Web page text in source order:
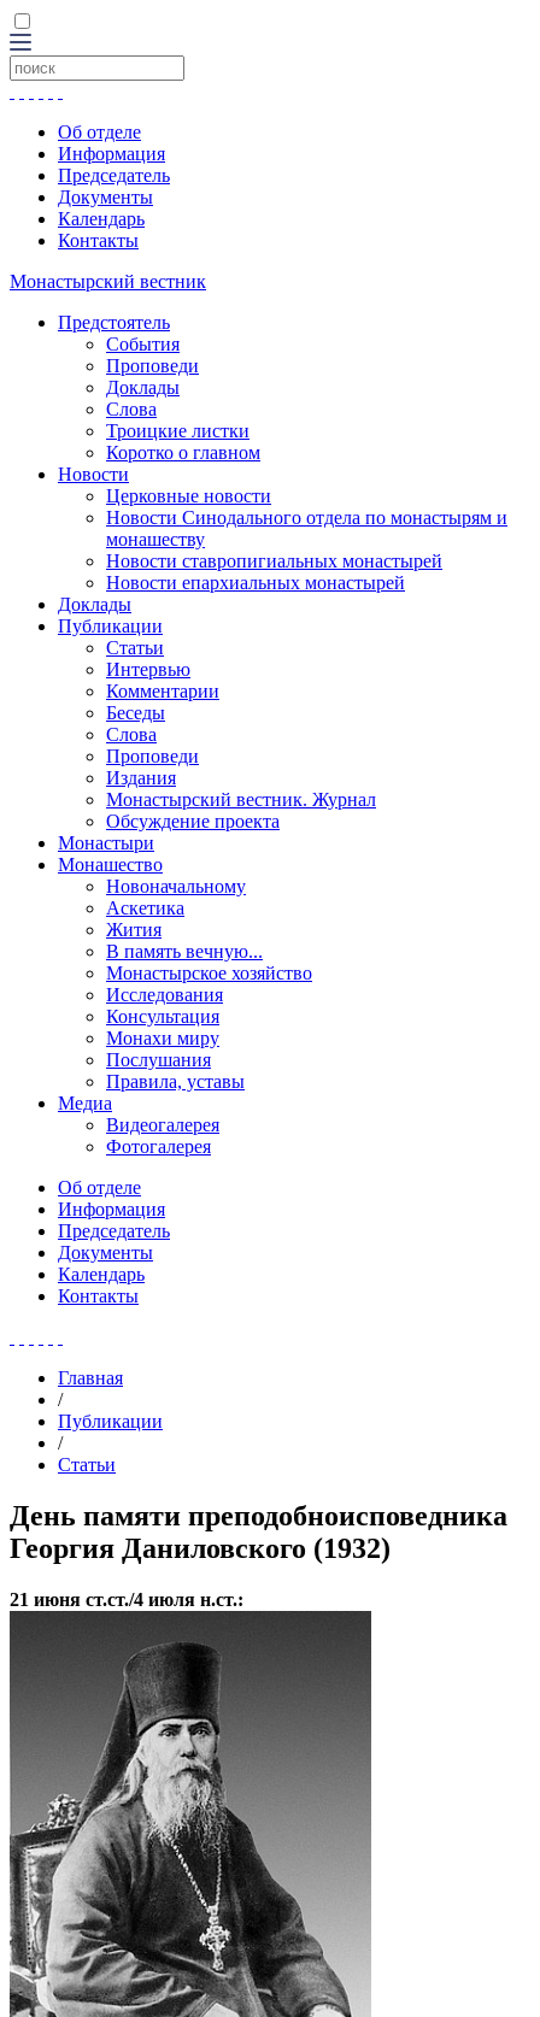
Об отделе
Информация
Председатель
Документы
Календарь
Контакты
Монастырский вестник
Предстоятель
События
Проповеди
Доклады
Слова
Троицкие листки
Коротко о главном
Новости
Церковные новости
Новости Синодального отдела по монастырям и
монашеству
Новости ставропигиальных монастырей
Новости епархиальных монастырей
Доклады
Публикации
Статьи
Интервью
Комментарии
Беседы
Слова
Проповеди
Издания
Монастырский вестник. Журнал
Обсуждение проекта
Монастыри
Монашество
Новоначальному
Аскетика
Жития
В память вечную...
Монастырское хозяйство
Исследования
Консультация
Монахи миру
Послушания
Правила, уставы
Медиа
Видеогалерея
Фотогалерея
Об отделе
Информация
Председатель
Документы
Календарь
Контакты
Главная
/
Публикации
/
Статьи
День памяти преподобноисповедника
Георгия Даниловского (1932)
21 июня ст.ст./4 июля н.ст.: